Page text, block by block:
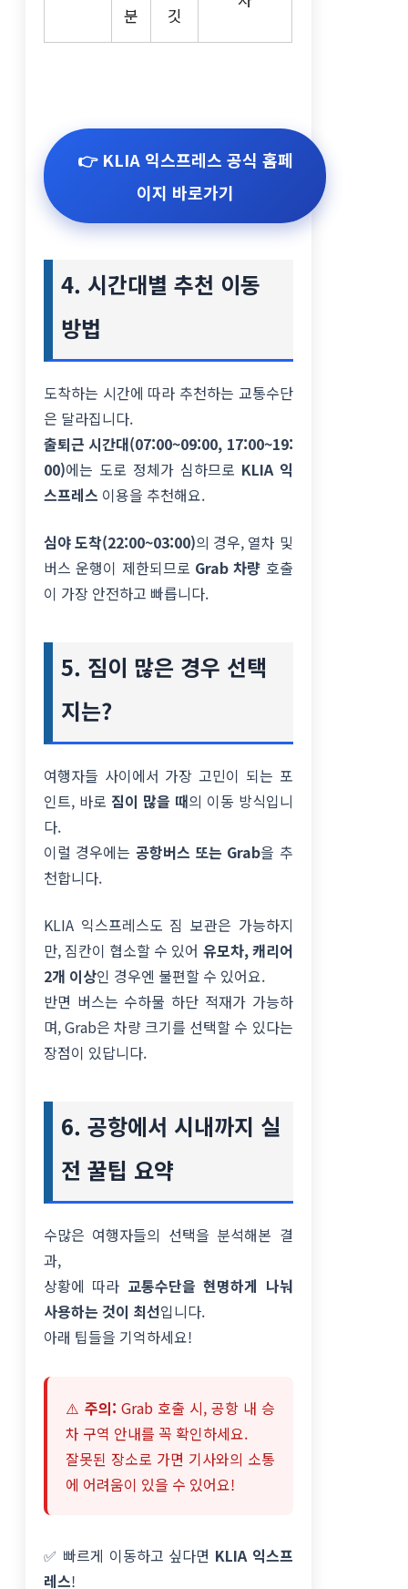
분
깃
👉 KLIA 익스프레스 공식 홈페
이지 바로가기
4. 시간대별 추천 이동
방법
도착하는 시간에 따라 추천하는 교통수단
은 달라집니다.
출퇴근 시간대(07:00~09:00, 17:00~19:
00)에는 도로 정체가 심하므로 KLIA 익
스프레스 이용을 추천해요.
심야 도착(22:00~03:00)의 경우, 열차 및
버스 운행이 제한되므로 Grab 차량 호출
이 가장 안전하고 빠릅니다.
5. 짐이 많은 경우 선택
지는?
여행자들 사이에서 가장 고민이 되는 포
인트, 바로 짐이 많을 때의 이동 방식입니
다.
이럴 경우에는 공항버스 또는 Grab을 추
천합니다.
KLIA 익스프레스도 짐 보관은 가능하지
만, 짐칸이 협소할 수 있어 유모차, 캐리어
2개 이상인 경우엔 불편할 수 있어요.
반면 버스는 수하물 하단 적재가 가능하
며, Grab은 차량 크기를 선택할 수 있다는
장점이 있답니다.
6. 공항에서 시내까지 실
전 꿀팁 요약
수많은 여행자들의 선택을 분석해본 결
과,
상황에 따라 교통수단을 현명하게 나눠
사용하는 것이 최선입니다.
아래 팁들을 기억하세요!
⚠️ 주의: Grab 호출 시, 공항 내 승
차 구역 안내를 꼭 확인하세요.
잘못된 장소로 가면 기사와의 소통
에 어려움이 있을 수 있어요!
✅ 빠르게 이동하고 싶다면 KLIA 익스프
레스!